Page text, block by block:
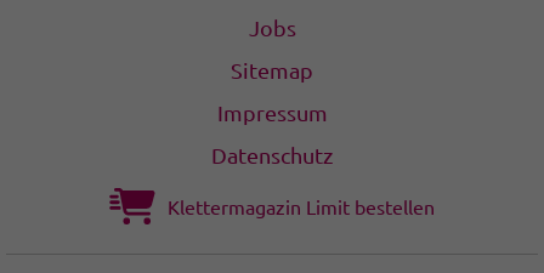
Jobs
Sitemap
Impressum
Datenschutz
Klettermagazin Limit bestellen